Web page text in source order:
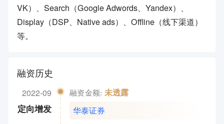
VK）、Search（Google Adwords、Yandex）、
Display（DSP、Native ads）、Offline（线下渠道）
等。
融资历史
2022-09
定向增发
融资金额: 未透露
华泰证券